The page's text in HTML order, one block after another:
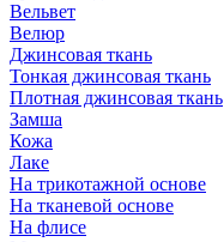
Вельвет
Велюр
Джинсовая ткань
Тонкая джинсовая ткань
Плотная джинсовая ткань
Замша
Кожа
Лаке
На трикотажной основе
На тканевой основе
На флисе